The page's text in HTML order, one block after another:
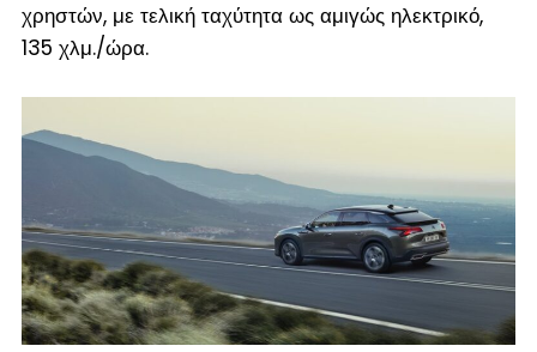
χρηστών, με τελική ταχύτητα ως αμιγώς ηλεκτρικό,
135 χλμ./ώρα.